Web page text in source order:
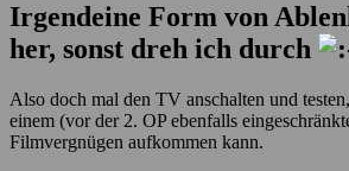
Irgendeine Form von
her, sonst dreh ich durch
Also doch mal den TV anschalten und
einem (vor der 2. OP ebenfalls
Filmvergnügen aufkommen kann.